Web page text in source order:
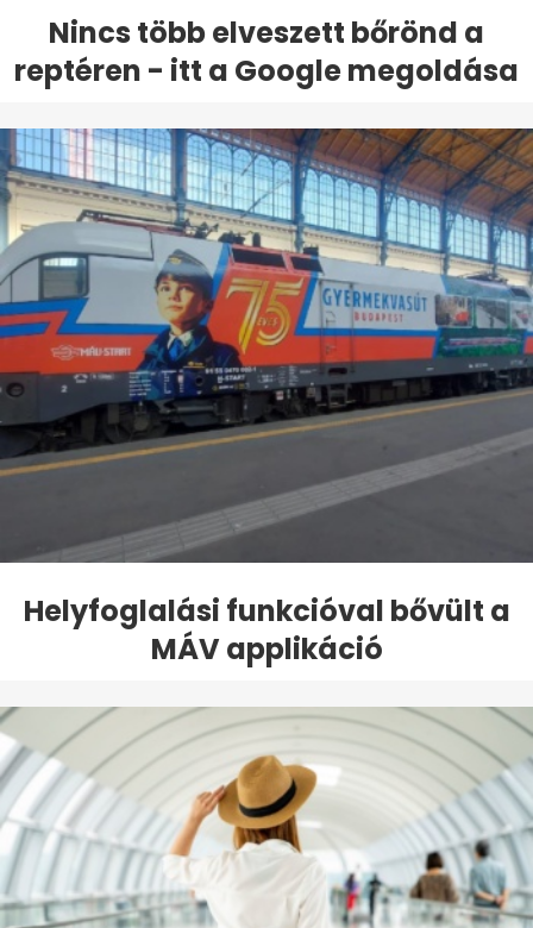
Nincs több elveszett bőrönd a
reptéren - itt a Google megoldása
Helyfoglalási funkcióval bővült a
MÁV applikáció